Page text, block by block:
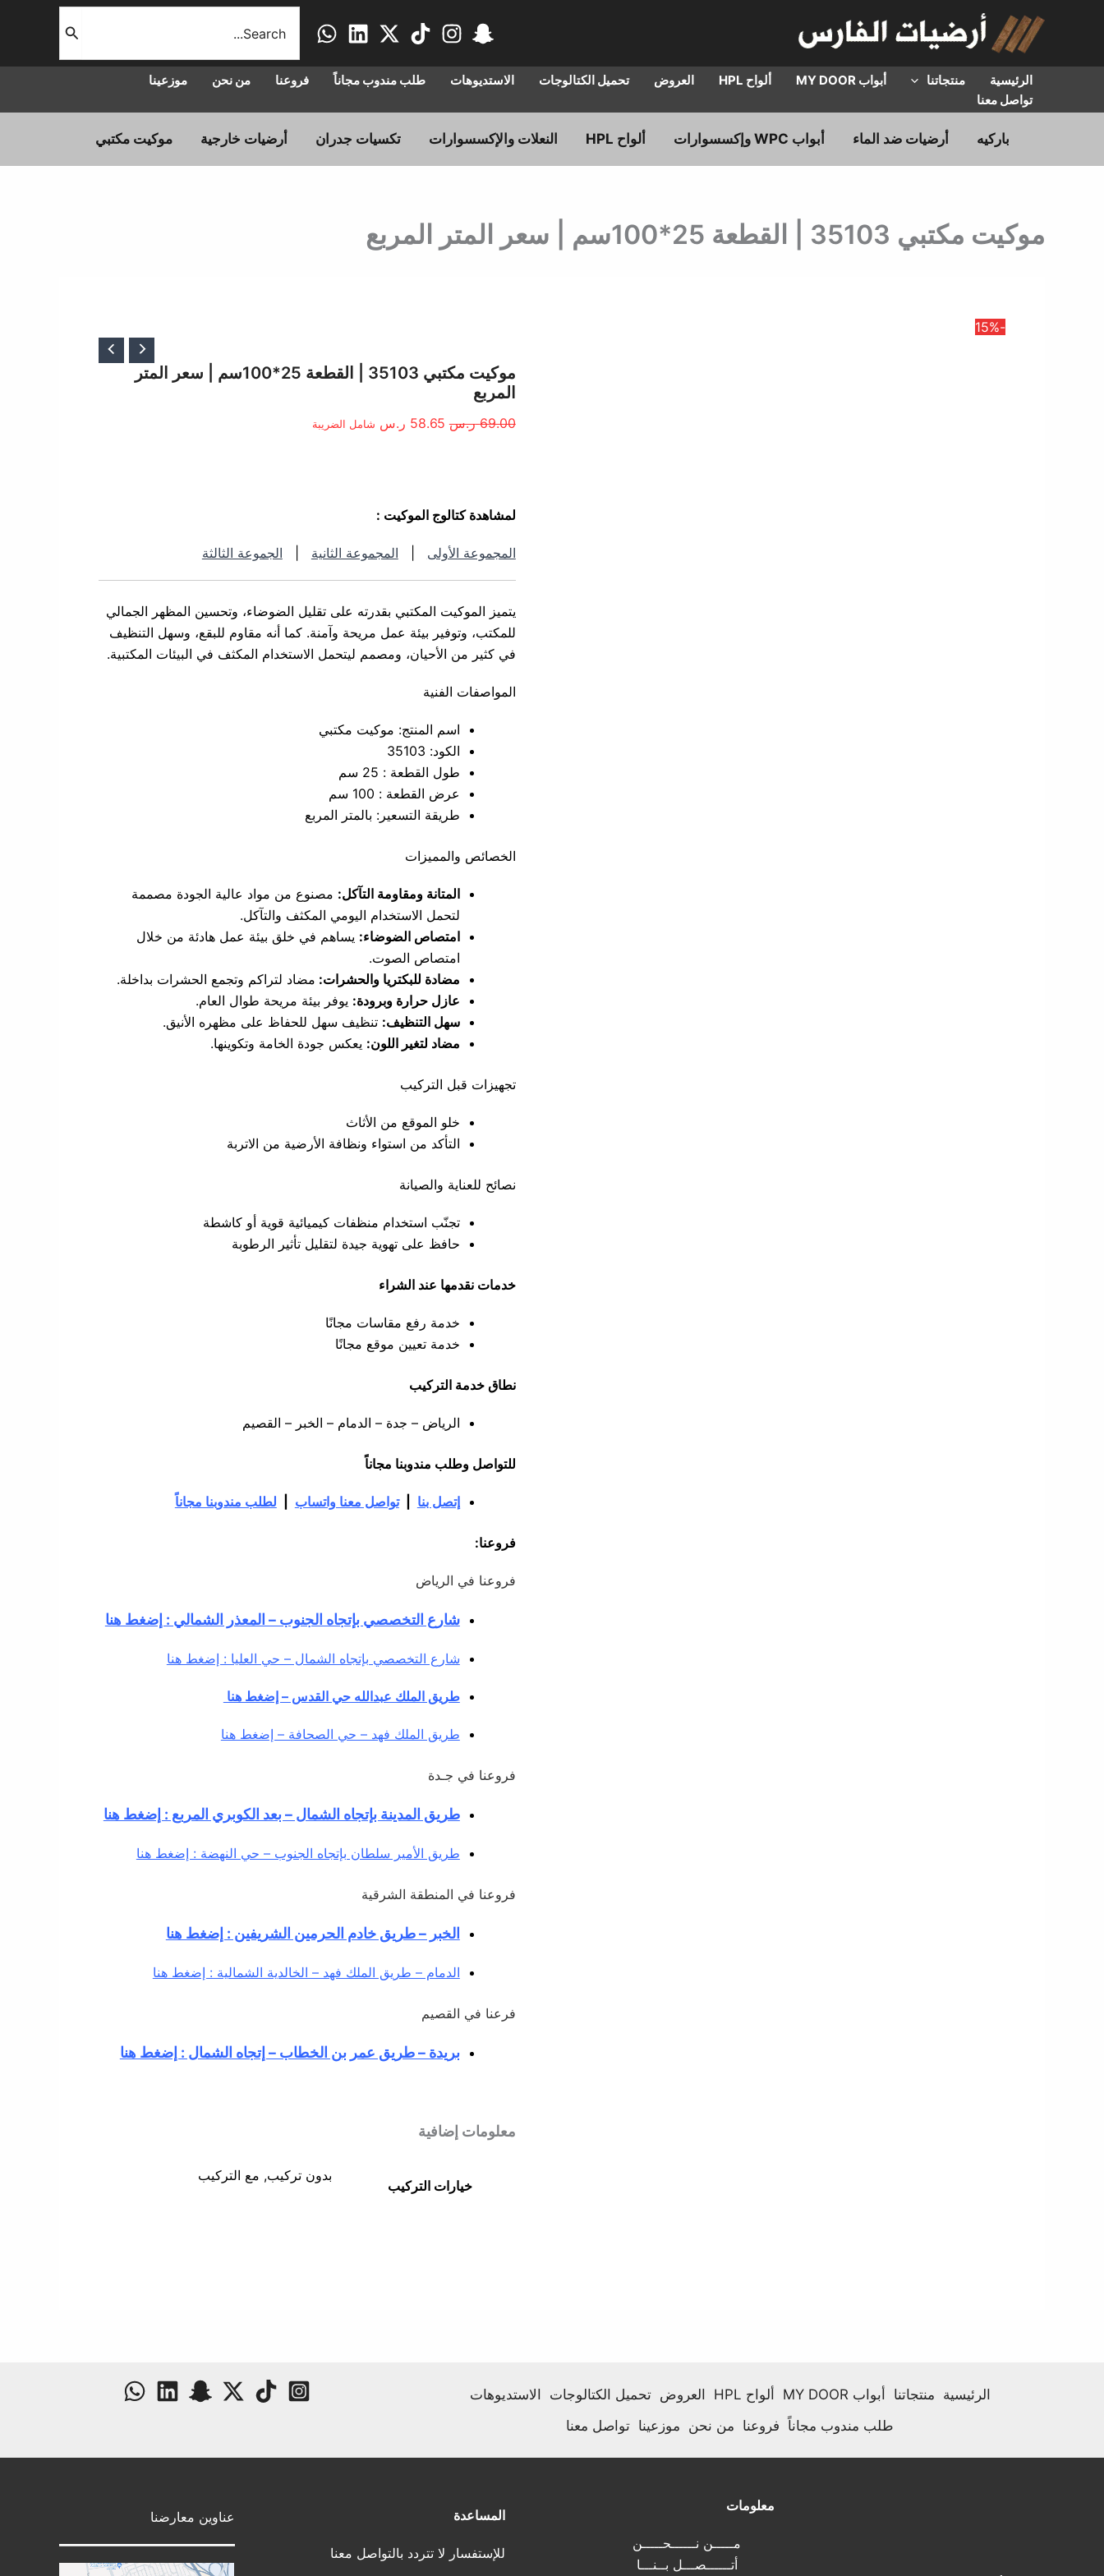
عن:
الرئيسية منتجاتنا أبواب MY DOOR ألواح HPL العروض تحميل الكتالوجات الاستديوهات طلب مندوب مجاناً فروعنا من نحن
موزعينا
تواصل معنا
باركيه أرضيات ضد الماء أبواب WPC وإكسسوارات ألواح HPL النعلات والإكسسوارات تكسيات جدران أرضيات خارجية موكيت مكتبي
موكيت مكتبي 35103 | القطعة 25*100سم | سعر المتر المربع
-15%
موكيت مكتبي 35103 | القطعة 25*100سم | سعر المتر
المربع
69.00 ر.س
الأصلي
58.65 ر.س
الحالي
شامل الضريبة
لمشاهدة كتالوج الموكيت :
المجموعة الأولى المجموعة الثانية الجموعة الثالثة
يتميز الموكيت المكتبي بقدرته علىتقليل الضوضاء، وتحسين المظهر الجمالي
للمكتب، وتوفير بيئة عمل مريحة وآمنة. كما أنه مقاوم للبقع، وسهل التنظيف
في كثير من الأحيان، ومصمم ليتحمل الاستخدام المكثف في البيئات المكتبية.
المواصفات الفنية
اسم المنتج: موكيت مكتبي
الكود: 35103
طول القطعة : 25 سم
عرض القطعة : 100 سم
طريقة التسعير: بالمتر المربع
الخصائص والمميزات
المتانة ومقاومة التآكل: مصنوع من مواد عالية الجودة مصممة
لتحمل الاستخدام اليومي المكثف والتآكل.
امتصاص الضوضاء: يساهم في خلق بيئة عمل هادئة من خلال
امتصاص الصوت.
مضادة للبكتريا والحشرات: مضاد لتراكم وتجمع الحشرات بداخلة.
عازل حرارة وبرودة: يوفر بيئة مريحة طوال العام.
سهل التنظيف: تنظيف سهل للحفاظ على مظهره الأنيق.
مضاد لتغير اللون: يعكس جودة الخامة وتكوينها.
تجهيزات قبل التركيب
خلو الموقع من الأثاث
التأكد من استواء ونظافة الأرضية من الاتربة
نصائح للعناية والصيانة
تجنّب استخدام منظفات كيميائية قوية أو كاشطة
حافظ على تهوية جيدة لتقليل تأثير الرطوبة
خدمات نقدمها عند الشراء
خدمة رفع مقاسات مجانًا
خدمة تعيين موقع مجانًا
نطاق خدمة التركيب
الرياض – جدة – الدمام – الخبر – القصيم
للتواصل وطلب مندوبنا مجاناً
إتصل بنا |تواصل معنا واتساب لطلب مندوبنا مجاناً
فروعنا:
فروعنا في الرياض
شارع التخصصي بإتجاه الجنوب – المعذر الشمالي : إضغط هنا
شارع التخصصي بإتجاه الشمال – حي العليا : إضغط هنا
طريق الملك عبدالله حي القدس – إضغط هنا
طريق الملك فهد – حي الصحافة – إضغط هنا
فروعنا في جـدة
طريق المدينة بإتجاه الشمال – بعد الكوبري المربع : إضغط هنا
طريق الأمير سلطان بإتجاه الجنوب – حي النهضة : إضغط هنا
فروعنا في المنطقة الشرقية
الخبر – طريق خادم الحرمين الشريفين : إضغط هنا
الدمام – طريق الملك فهد – الخالدية الشمالية : إضغط هنا
فرعنا في القصيم
بريدة – طريق عمر بن الخطاب – إتجاه الشمال : إضغط هنا
معلومات إضافية
خيارات التركيب
بدون تركيب, مع التركيب
الرئيسية منتجاتنا أبواب MY DOOR ألواح HPL العروض تحميل الكتالوجات
الاستديوهات
طلب مندوب مجاناً فروعنا من نحن موزعينا تواصل معنا
معلومات
مـــــن نــــــحـــــن
أتــــــصـــل بــنـــا
المساعدة
للإستفسار لا تتردد بالتواصل معنا
عناوين معارضنا